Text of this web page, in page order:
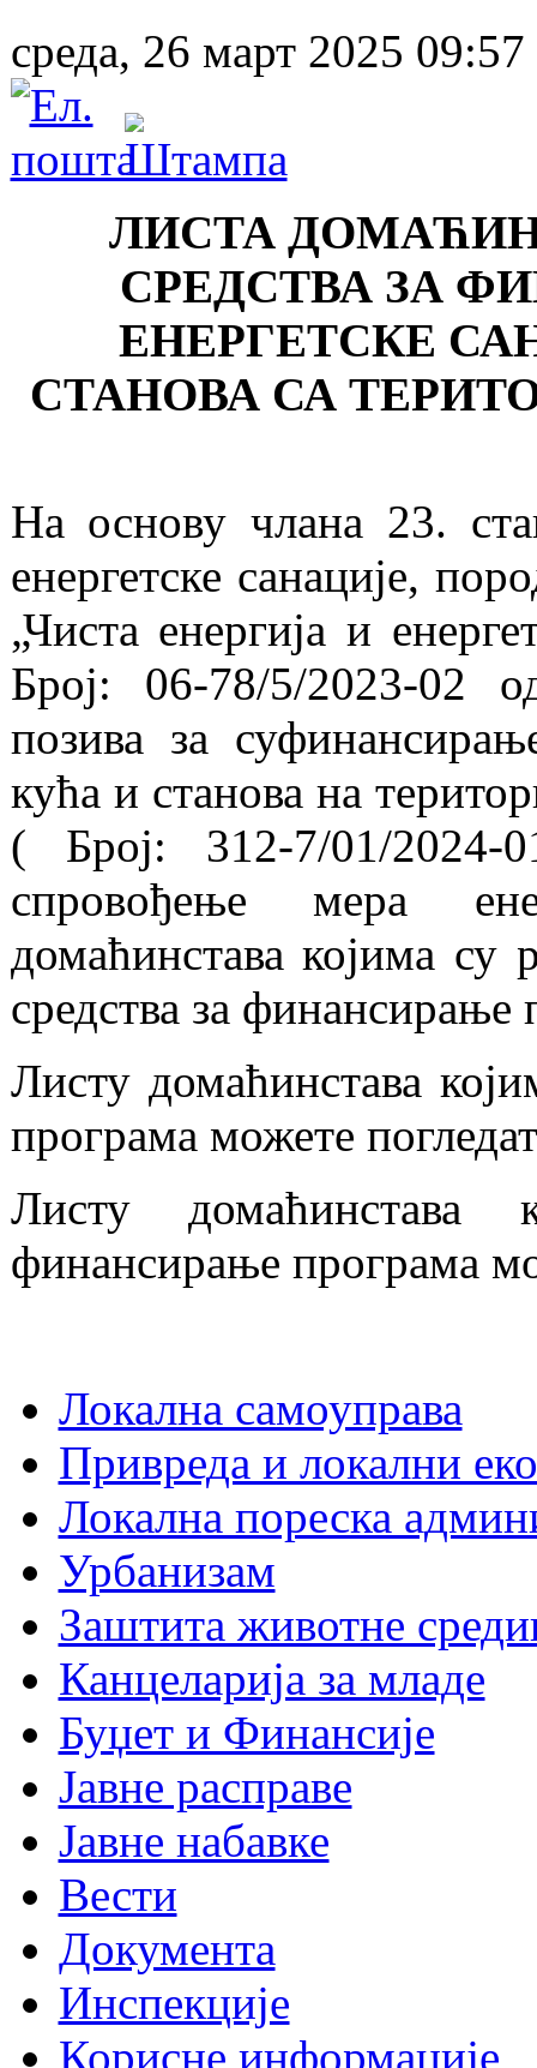
среда, 26 март 2025 09:57
ЛИСТА
СРЕДСТВА ЗА
ЕНЕРГЕТСКЕ
СТАНОВА СА
На основу члана 23.
енергетске санације,
„Чиста енергија и
Број: 06-78/5/2023-02
позива за
кућа и станова на
( Број: 312-7/01/2024-
спровођење мера
домаћинстава којима
средства за финансирање
Листу домаћинстава
програма можете
Листу домаћинстава
финансирање програма
Локална самоуправа
Привреда и локални
Локална пореска
Урбанизам
Заштита животне
Канцеларија за младе
Буџет и Финансије
Јавне расправе
Јавне набавке
Вести
Документа
Инспекције
Корисне информације